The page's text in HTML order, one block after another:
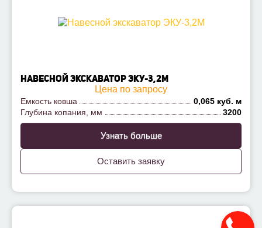
НАВЕСНОЙ ЭКСКАВАТОР ЭКУ-3,2М
Цена по запросу
Емкость ковша
0,065 куб. м
Глубина копания, мм
3200
Узнать больше
Оставить заявку